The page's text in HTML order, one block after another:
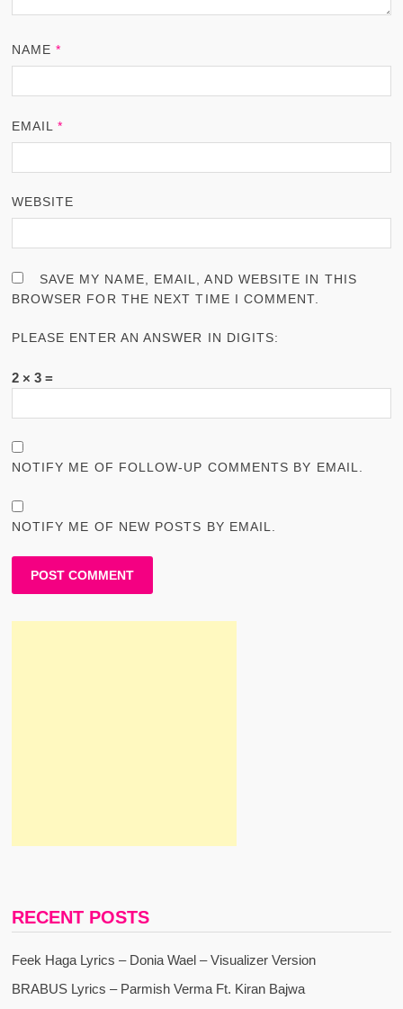
NAME*
EMAIL*
WEBSITE
SAVE MY NAME, EMAIL, AND WEBSITE IN THIS
BROWSER FOR THE NEXT TIME I COMMENT.
PLEASE ENTER AN ANSWER IN DIGITS:
2 × 3 =
NOTIFY ME OF FOLLOW-UP COMMENTS BY EMAIL.
NOTIFY ME OF NEW POSTS BY EMAIL.
RECENT POSTS
Feek Haga Lyrics – Donia Wael – Visualizer Version
BRABUS Lyrics – Parmish Verma Ft. Kiran Bajwa